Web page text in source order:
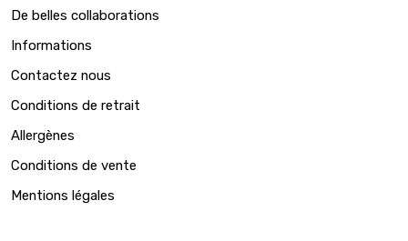
De belles collaborations
Informations
Contactez nous
Conditions de retrait
Allergènes
Conditions de vente
Mentions légales